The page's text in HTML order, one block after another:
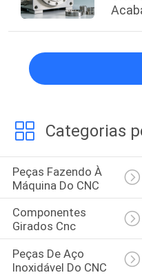
Categorias
Peças Fazendo À
Máquina Do CNC
Componentes
Girados Cnc
Peças De Aço
Inoxidável Do CNC